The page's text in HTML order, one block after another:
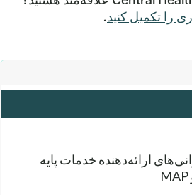
ارائه‌دهنده خدمات پایه
را تکمیل کنید.